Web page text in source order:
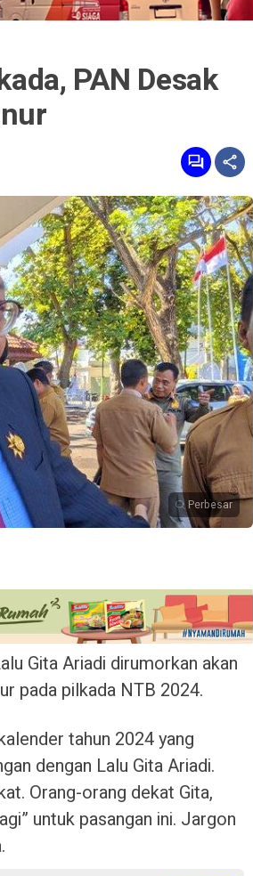
PAN Desak
Perbesar
Gita Ariadi dirumorkan akan
pada pilkada NTB 2024.
tahun 2024 yang
dengan Lalu Gita Ariadi.
Orang-orang dekat Gita,
untuk pasangan ini. Jargon